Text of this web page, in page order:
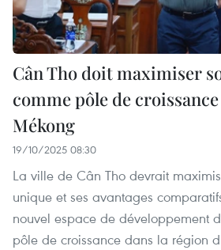
Cân Tho doit maximiser
comme pôle de
Mékong
19/10/2025 08:30
La ville de Cân Tho devrait
unique et ses avantages
nouvel espace de développement
pôle de croissance dans la région